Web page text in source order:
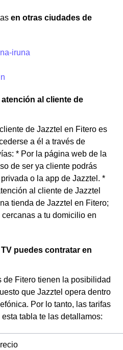
en otras ciudades de
iruna
al cliente de
de Jazztel en Fitero es
a él a través de
* Por la página web de la
de ser ya cliente podrás
o la app de Jazztel. *
al cliente de Jazztel
tienda de Jazztel en Fitero;
a tu domicilio en
puedes contratar en
de Fitero tienen la posibilidad
que Jazztel opera dentro
Por lo tanto, las tarifas
tabla te las detallamos: